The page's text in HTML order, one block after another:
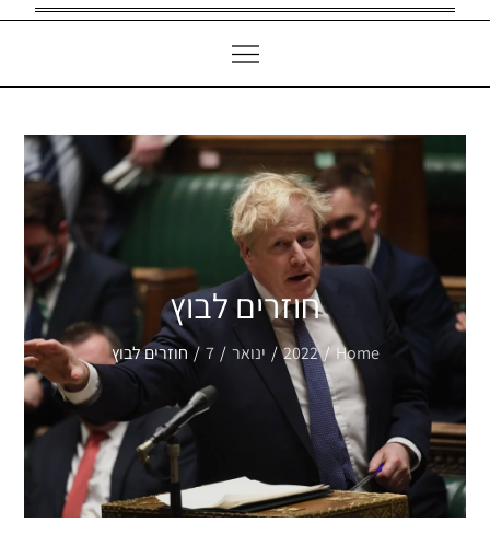
חוזרים לבוץ
Home
2022 ינואר 7 חוזרים לבוץ